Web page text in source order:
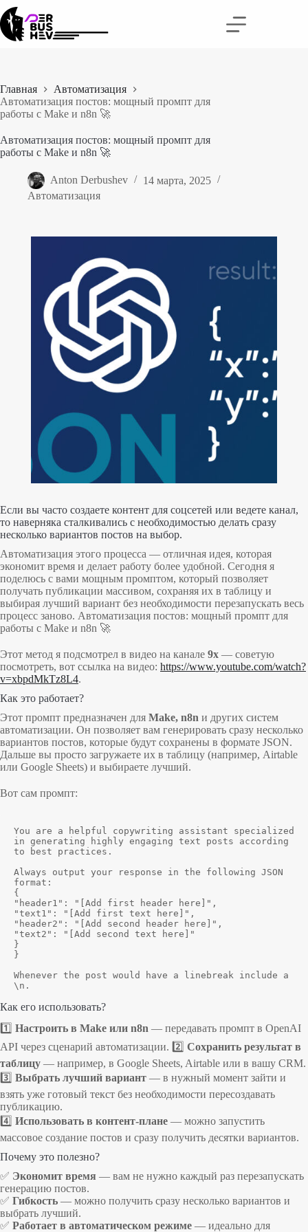
Перейти
к
сути
Главная
Автоматизация
Автоматизация постов: мощный промпт для
работы с Make и n8n 🚀
Автоматизация постов: мощный промпт для
работы с Make и n8n 🚀
Anton Derbushev
14 марта, 2025
Автоматизация
Если вы часто создаете контент для соцсетей или ведете канал,
то наверняка сталкивались с необходимостью делать сразу
несколько вариантов постов на выбор.
Автоматизация этого процесса — отличная идея, которая
экономит время и делает работу более удобной. Сегодня я
поделюсь с вами мощным промптом, который позволяет
получать публикации массивом, сохраняя их в таблицу и
выбирая лучший вариант без необходимости перезапускать весь
процесс заново. Автоматизация постов: мощный промпт для
работы с Make и n8n 🚀
Этот метод я подсмотрел в видео на канале 9x — советую
посмотреть, вот ссылка на видео: https://www.youtube.com/watch?
v=xbpdMkTz8L4.
Как это работает?
Этот промпт предназначен для Make, n8n и других систем
автоматизации. Он позволяет вам генерировать сразу несколько
вариантов постов, которые будут сохранены в формате JSON.
Дальше вы просто загружаете их в таблицу (например, Airtable
или Google Sheets) и выбираете лучший.
Вот сам промпт:
You are a helpful copywriting assistant specialized
in generating highly engaging text posts according
to best practices.
Always output your response in the following JSON
format:
{
"header1": "[Add first header here]",
"text1": "[Add first text here]",
"header2": "[Add second header here]",
"text2": "[Add second text here]"
}
}
Whenever the post would have a linebreak include a
Как его использовать?
1️⃣ Настроить в Make или n8n — передавать промпт в OpenAI
API через сценарий автоматизации. 2️⃣ Сохранить результат в
таблицу — например, в Google Sheets, Airtable или в вашу CRM.
3️⃣ Выбрать лучший вариант — в нужный момент зайти и
взять уже готовый текст без необходимости пересоздавать
публикацию.
4️⃣ Использовать в контент-плане — можно запустить
массовое создание постов и сразу получить десятки вариантов.
Почему это полезно?
✅ Экономит время — вам не нужно каждый раз перезапускать
генерацию постов.
✅ Гибкость — можно получить сразу несколько вариантов и
выбрать лучший.
✅ Работает в автоматическом режиме — идеально для